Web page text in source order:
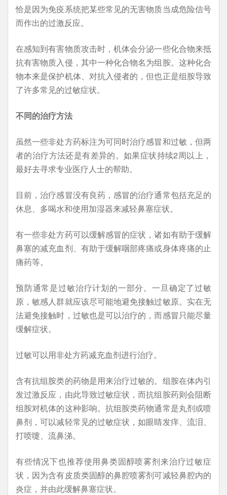
恰是因为免疫系统把某些常见的无害物质当成危险信号
而作出的过激反应。
在感知到有害物质攻击时，机体会分泌一些化合物来抵
抗有害物质入侵，其中一种化合物名为组胺。这种化合
物本来是保护机体、对抗入侵者的，但也正是组胺导致
了许多常见的过敏症状。
不同的治疗方法
虽然一些非处方药标注为可同时治疗感冒和过敏，但两
者的治疗方法还是有差异的。如果症状持续2周以上，
最好去寻求专业医疗人士的帮助。
目前，治疗感冒没有良药，感冒的治疗通常包括充足的
休息、多喝水和使用加湿器来减轻鼻塞症状。
有一些非处方药可以缓解感冒的症状，诸如有助于缓解
鼻塞的减充血剂、有助于缓解咽部疼痛或身体疼痛的止
痛药等。
预防通常是过敏治疗计划的一部分。一旦确定了过敏
原，敏感人群就应该尽可能地避免接触过敏原。实在无
法避免接触时，过敏也是可以治疗的，而感冒只能尽量
缓解症状。
过敏可以用非处方药减充血剂进行治疗。
含有抗组胺类的药物是用来治疗过敏的。组胺在体内引
发过激反应，由此导致过敏症状，而抗组胺药则会阻断
组胺对机体的这种影响。抗组胺类药物通常是丸剂或喷
鼻剂，可以减轻常见的过敏症状，如眼睛发痒、流泪、
打喷嚏、流鼻涕。
有些情况下也推荐使用鼻类固醇喷雾剂来治疗过敏症
状，因为含有皮质类固醇的鼻腔喷雾剂可减轻鼻腔内的
炎症，并由此缓解鼻塞症状。